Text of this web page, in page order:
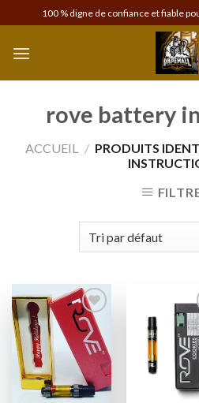
to
content
100 % digne de confiance et fiable
rove battery
ACCUEIL / PRODUITS
Add to
wishlist